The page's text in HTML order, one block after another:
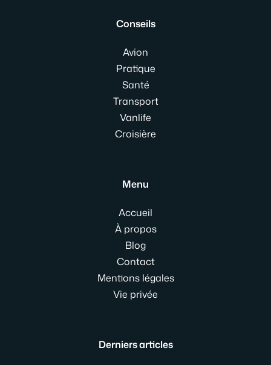
Conseils
Avion
Pratique
Santé
Transport
Vanlife
Croisière
Menu
Accueil
À propos
Blog
Contact
Mentions légales
Vie privée
Derniers articles